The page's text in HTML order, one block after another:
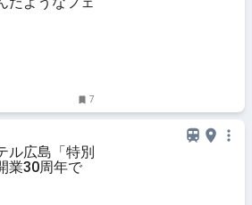
7
ル広島「特別
業30周年で